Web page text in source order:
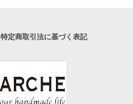
特定商取引法に基づく表記